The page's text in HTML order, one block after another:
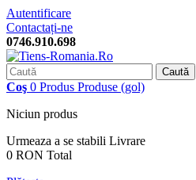
Autentificare
Contactați-ne
0746.910.698
Caută
Coş 0 Produs Produse (gol)
Niciun produs
Urmeaza a se stabili Livrare
0 RON Total